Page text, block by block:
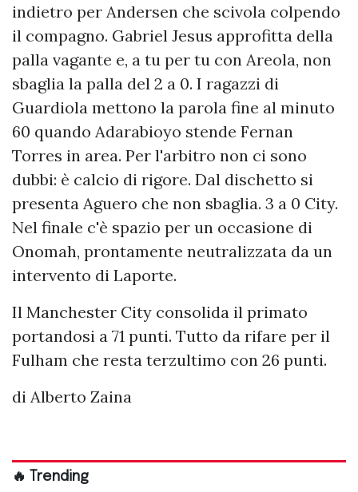
indietro per Andersen che scivola colpendo
il compagno. Gabriel Jesus approfitta della
palla vagante e, a tu per tu con Areola, non
sbaglia la palla del 2 a 0. I ragazzi di
Guardiola mettono la parola fine al minuto
60 quando Adarabioyo stende Fernan
Torres in area. Per l'arbitro non ci sono
dubbi: è calcio di rigore. Dal dischetto si
presenta Aguero che non sbaglia. 3 a 0 City.
Nel finale c'è spazio per un occasione di
Onomah, prontamente neutralizzata da un
intervento di Laporte.
Il Manchester City consolida il primato
portandosi a 71 punti. Tutto da rifare per il
Fulham che resta terzultimo con 26 punti.
di Alberto Zaina
🔥 Trending